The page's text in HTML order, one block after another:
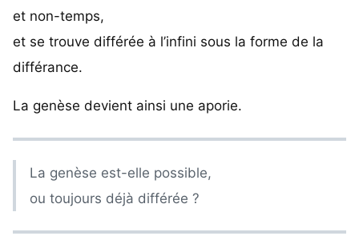
et non-temps,
et se trouve différée à l’infini sous la forme de la
différance.
La genèse devient ainsi une aporie.
La genèse est-elle possible,
ou toujours déjà différée ?